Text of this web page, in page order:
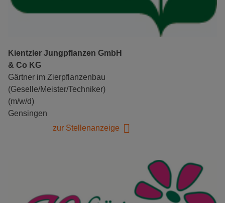
Kientzler Jungpflanzen GmbH
& Co KG
Gärtner im Zierpflanzenbau
(Geselle/Meister/Techniker)
(m/w/d)
Gensingen
zur Stellenanzeige